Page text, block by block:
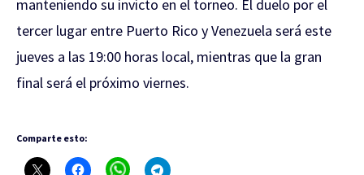
manteniendo su invicto en el torneo. El duelo por el
tercer lugar entre Puerto Rico y Venezuela será este
jueves a las 19:00 horas local, mientras que la gran
final será el próximo viernes.
Comparte esto: